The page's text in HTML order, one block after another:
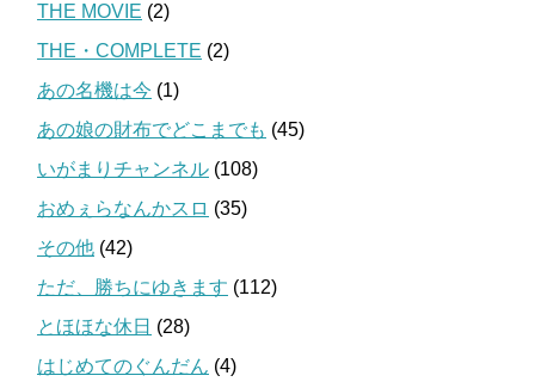
THE MOVIE (2)
THE・COMPLETE (2)
あの名機は今 (1)
あの娘の財布でどこまでも (45)
いがまりチャンネル (108)
おめぇらなんかスロ (35)
その他 (42)
ただ、勝ちにゆきます (112)
とほほな休日 (28)
はじめてのぐんだん (4)